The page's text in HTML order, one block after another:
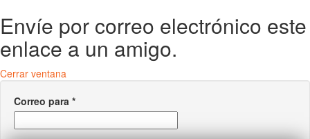
Envíe por correo electrónico este
enlace a un amigo.
Cerrar ventana
Correo para *